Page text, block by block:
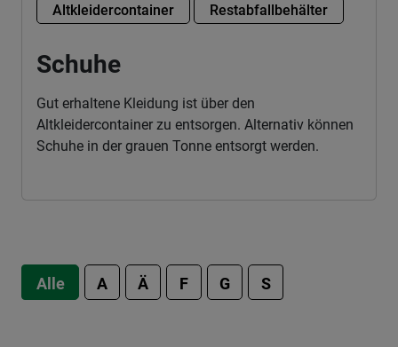
Altkleidercontainer Restabfallbehälter
Schuhe
Gut erhaltene Kleidung ist über den
Altkleidercontainer zu entsorgen. Alternativ können
Schuhe in der grauen Tonne entsorgt werden.
Alle A Ä F G S